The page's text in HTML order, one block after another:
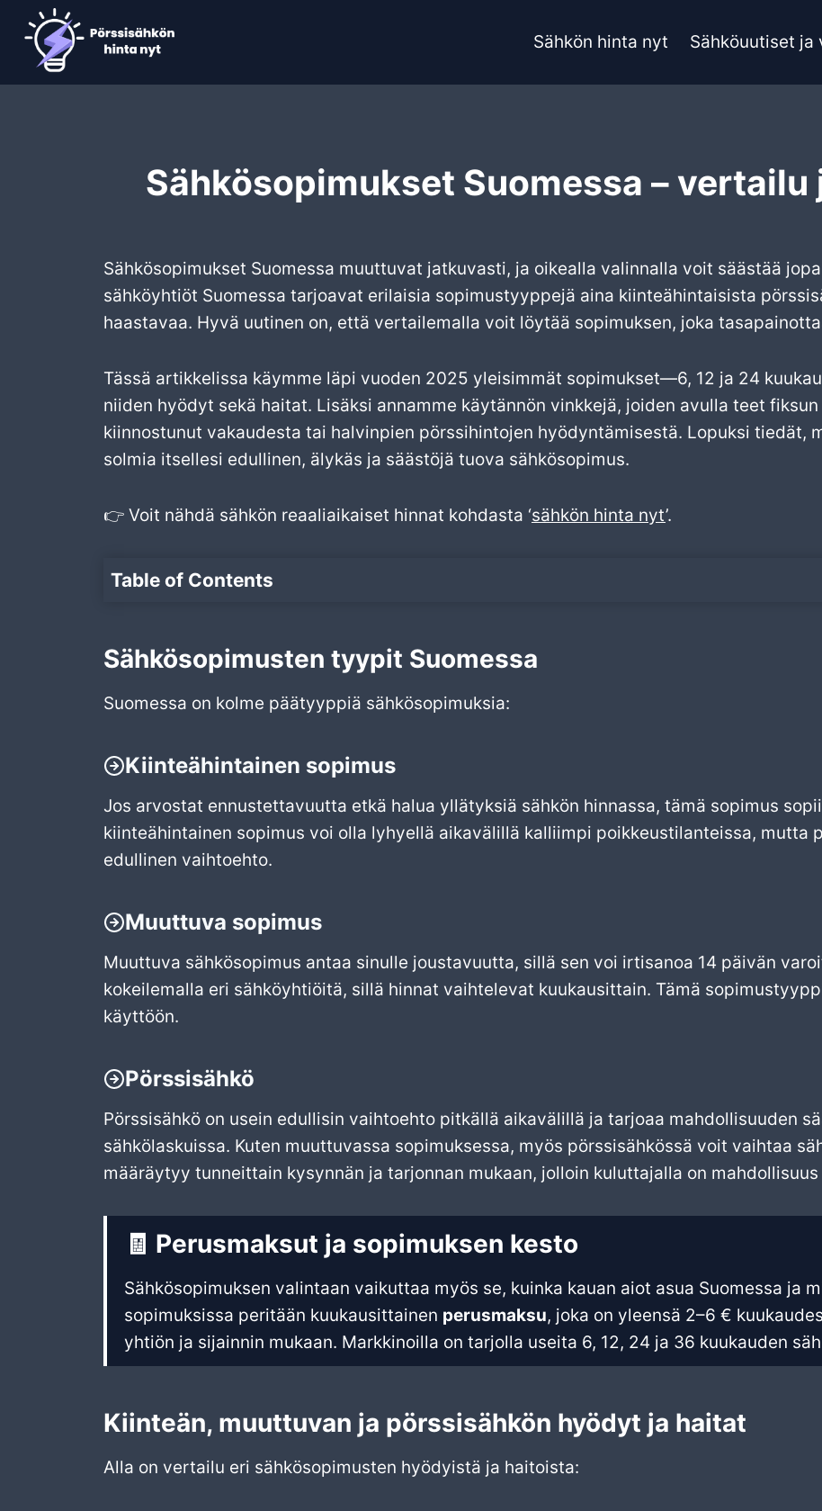
Siirry
sisältöön
Sähkön hinta nyt Sähköuutiset ja
Sähkösopimukset Suomessa –
Sähkösopimukset Suomessa muuttuvat jatkuvasti, ja oikealla valinnalla voit säästää
sähköyhtiöt Suomessa tarjoavat erilaisia sopimustyyppejä aina kiinteähintaisista
haastavaa. Hyvä uutinen on, että vertailemalla voit löytää sopimuksen, joka
Tässä artikkelissa käymme läpi vuoden 2025 yleisimmät sopimukset—6, 12 ja 24
niiden hyödyt sekä haitat. Lisäksi annamme käytännön vinkkejä, joiden avulla teet
kiinnostunut vakaudesta tai halvinpien pörssihintojen hyödyntämisestä. Lopuksi tiedät,
solmia itsellesi edullinen, älykäs ja säästöjä tuova sähkösopimus.
👉 Voit nähdä sähkön reaaliaikaiset hinnat kohdasta ‘sähkön hinta nyt’.
Table of Contents
Sähkösopimusten tyypit Suomessa
Suomessa on kolme päätyyppiä sähkösopimuksia:
Kiinteähintainen sopimus
Jos arvostat ennustettavuutta etkä halua yllätyksiä sähkön hinnassa, tämä sopimus
kiinteähintainen sopimus voi olla lyhyellä aikavälillä kalliimpi poikkeustilanteissa, mutta
edullinen vaihtoehto.
Muuttuva sopimus
Muuttuva sähkösopimus antaa sinulle joustavuutta, sillä sen voi irtisanoa 14 päivän
kokeilemalla eri sähköyhtiöitä, sillä hinnat vaihtelevat kuukausittain. Tämä
käyttöön.
Pörssisähkö
Pörssisähkö on usein edullisin vaihtoehto pitkällä aikavälillä ja tarjoaa mahdollisuuden
sähkölaskuissa. Kuten muuttuvassa sopimuksessa, myös pörssisähkössä voit vaihtaa
määräytyy tunneittain kysynnän ja tarjonnan mukaan, jolloin kuluttajalla on
🧾 Perusmaksut ja sopimuksen kesto
Sähkösopimuksen valintaan vaikuttaa myös se, kuinka kauan aiot asua Suomessa ja
sopimuksissa peritään kuukausittainen perusmaksu, joka on yleensä 2–6 €
yhtiön ja sijainnin mukaan. Markkinoilla on tarjolla useita 6, 12, 24 ja 36 kuukauden
Kiinteän, muuttuvan ja pörssisähkön hyödyt ja haitat
Alla on vertailu eri sähkösopimusten hyödyistä ja haitoista: